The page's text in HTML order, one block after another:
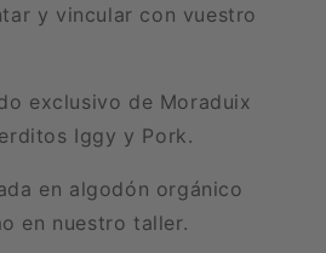
y vincular con vuestro
exclusivo de Moraduix
Iggy y Pork.
en algodón orgánico
en nuestro taller.